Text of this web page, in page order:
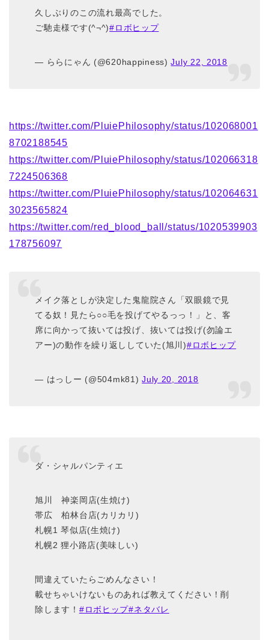
久しぶりのこの流れ最高でした。
ご馳走様です(^¬^)#ロボヒップ
— ららにゃん (@620happiness)July 22, 2018
https://twitter.com/PluiePhilosophy/status/102068001
8702188545
https://twitter.com/PluiePhilosophy/status/102066318
7224506368
https://twitter.com/PluiePhilosophy/status/102064631
3023565824
https://twitter.com/red_blood_ball/status/1020539903
178756097
メイク落としが決定した鬼龍院さん「双眼鏡で見
てる奴！見たら○○毛を投げてやるっっ！」と、客
席に向かって抜いては投げ、抜いては投げ(勿論エ
アー)の動作を繰り返ししていた(旭川)#ロボヒップ
— はっしー (@504mk81)July 20, 2018
ダ・シャルパンティエ
旭川 神楽岡店(生焼け)
帯広 柏林台店(カリカリ)
札幌1 琴似店(生焼け)
札幌2 狸小路店(美味しい)
間違えていたらごめんなさい！
載せちゃいけないものあれば教えてください！削
除します！ #ロボヒップ#ネタバレ